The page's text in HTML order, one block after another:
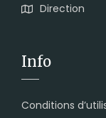
Direction
Info
Conditions